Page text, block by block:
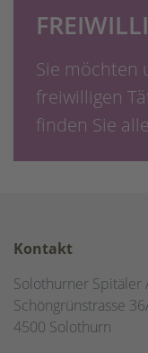
Sie möchten
freiwilligen
finden Sie
Kontakt
Solothurner Spitäler
Schöngrünstrasse
4500 Solothurn